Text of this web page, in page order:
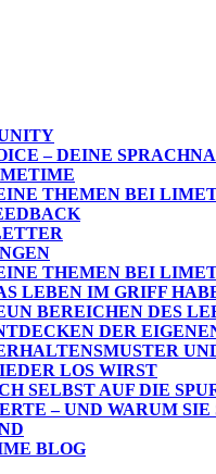
– DEINE
THEMEN BEI
THEMEN BEI
LEBEN IM GRIFF
BEREICHEN DES
DER
LOS WIRST
SELBST AUF DIE
– UND WARUM
BLOG